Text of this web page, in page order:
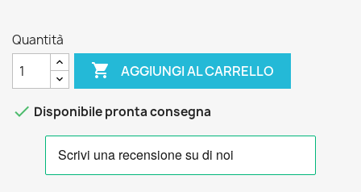
Quantità
 AGGIUNGI AL CARRELLO
 Disponibile pronta consegna